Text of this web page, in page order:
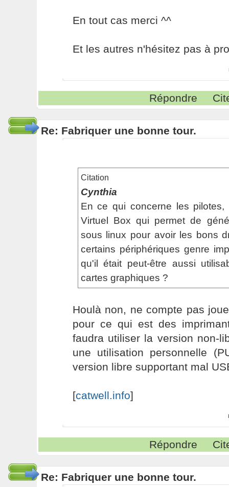
En tout cas merci ^^
Et les autres n'hésitez pas à
Répondre
Re: Fabriquer une bonne tour.
Citation
Cynthia
En ce qui concerne les
Virtuel Box qui permet de
sous linux pour avoir les bons
certains périphériques genre
qu'il était peut-être aussi
cartes graphiques ?
Houlà non, ne compte pas
pour ce qui est des
faudra utiliser la version non-
une utilisation personnelle
version libre supportant mal
[catwell.info]
Répondre
Re: Fabriquer une bonne tour.